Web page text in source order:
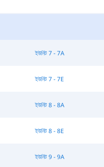
ইউনিট 7 - 7A
ইউনিট 7 - 7E
ইউনিট 8 - 8A
ইউনিট 8 - 8E
ইউনিট 9 - 9A